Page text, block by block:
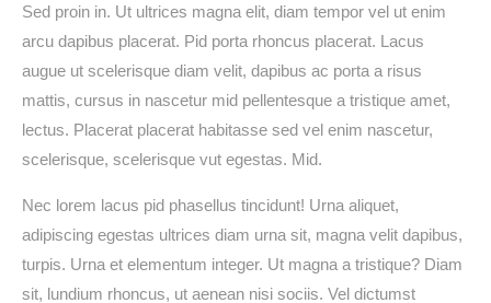
Sed proin in. Ut ultrices magna elit, diam tempor vel ut enim
arcu dapibus placerat. Pid porta rhoncus placerat. Lacus
augue ut scelerisque diam velit, dapibus ac porta a risus
mattis, cursus in nascetur mid pellentesque a tristique amet,
lectus. Placerat placerat habitasse sed vel enim nascetur,
scelerisque, scelerisque vut egestas. Mid.
Nec lorem lacus pid phasellus tincidunt! Urna aliquet,
adipiscing egestas ultrices diam urna sit, magna velit dapibus,
turpis. Urna et elementum integer. Ut magna a tristique? Diam
sit, lundium rhoncus, ut aenean nisi sociis. Vel dictumst